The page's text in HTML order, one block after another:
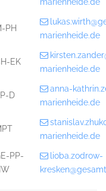
marienheide.de
PH
marienheide.de
EK
marienheide.de
D
anna-
marienheide.de
marienheide.de
PP-
lioba.zodrow-